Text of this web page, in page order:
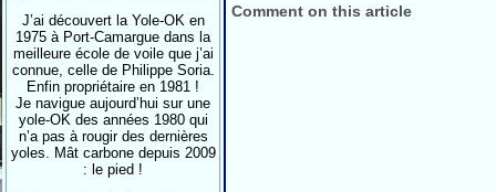
J’ai découvert la Yole-OK en
1975 à Port-Camargue dans la
meilleure école de voile que j’ai
connue, celle de Philippe Soria.
Enfin propriétaire en 1981 !
Je navigue aujourd’hui sur une
yole-OK des années 1980 qui
n’a pas à rougir des dernières
yoles. Mât carbone depuis 2009
: le pied !
Comment on this article